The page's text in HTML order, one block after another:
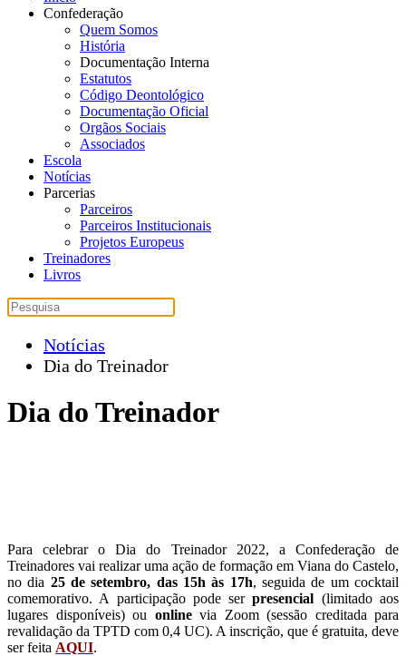
Confederação
Quem Somos
História
Documentação Interna
Estatutos
Código Deontológico
Documentação Oficial
Orgãos Sociais
Associados
Escola
Notícias
Parcerias
Parceiros
Parceiros Institucionais
Projetos Europeus
Treinadores
Livros
Notícias
Dia do Treinador
Dia do Treinador
Para celebrar o Dia do Treinador 2022, a Confederação de
Treinadores vai realizar uma ação de formação em Viana do Castelo,
no dia 25 de setembro, das 15h às 17h, seguida de um cocktail
comemorativo. A participação pode serpresencial (limitado aos
lugares disponíveis) ou onlinevia Zoom (sessão creditada para
revalidação da TPTD com 0,4 UC). A inscrição, que é gratuita, deve
ser feita AQUI.